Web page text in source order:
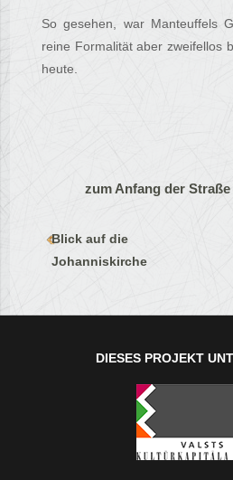
So gesehen, war Manteuffels
reine Formalität aber zweifellos
heute.
zum Anfang der
Blick auf die
Johanniskirche
DIESES PROJEKT